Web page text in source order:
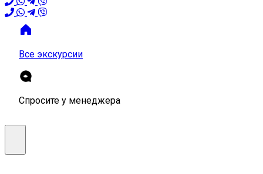
Все экскурсии
Спросите у менеджера